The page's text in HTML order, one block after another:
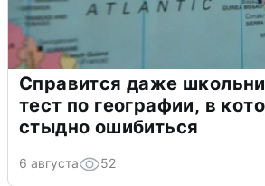
Справится даже
тест по географии, в
стыдно ошибиться
6 августа 52